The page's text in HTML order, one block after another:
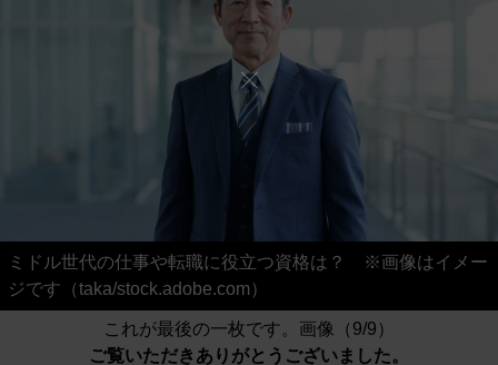
ミドル世代の仕事や転職に役立つ資格は？ ※画像はイメー
ジです（taka/stock.adobe.com）
これが最後の一枚です。画像（9/9）
ご覧いただきありがとうございました。